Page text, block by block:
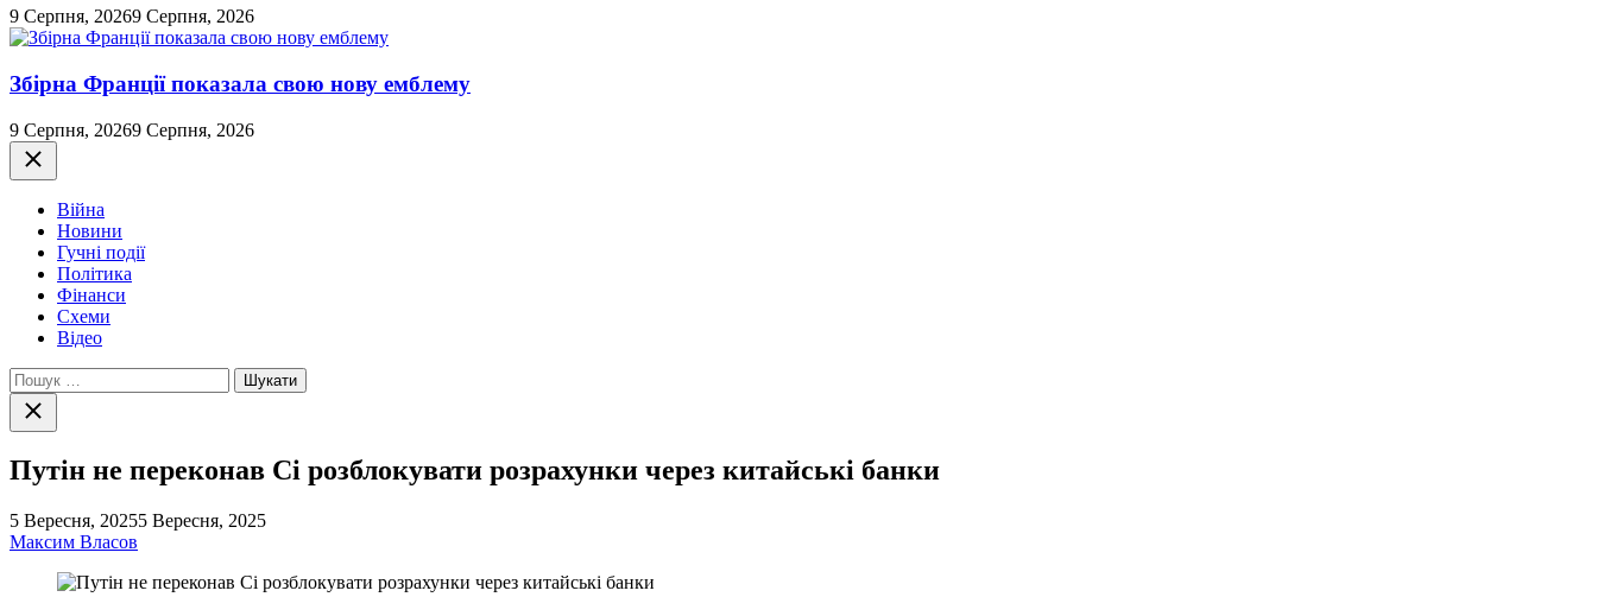
9 Серпня, 20269 Серпня, 2026
Збірна Франції показала свою нову емблему
9 Серпня, 20269 Серпня, 2026
Закрити
Війна
Новини
Гучні події
Політика
Фінанси
Схеми
Відео
Пошук:
Закрити
пошук
Путін не переконав Сі розблокувати розрахунки через китайські банки
5 Вересня, 20255 Вересня, 2025
Максим Власов